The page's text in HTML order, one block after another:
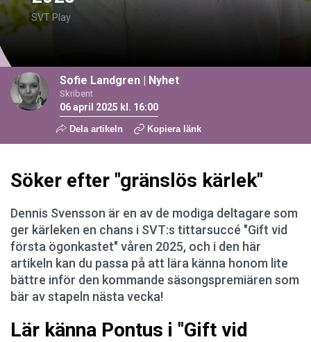
SVT Play
Sofie Landgren | Nyhet
Skribent
06 april 2025 kl. 16:00
Dela artikeln Kopiera länk
Söker efter "gränslös kärlek"
Dennis Svensson är en av de modiga deltagare som
ger kärleken en chans i SVT:s tittarsuccé "Gift vid
första ögonkastet" våren 2025, och i den här
artikeln kan du passa på att lära känna honom lite
bättre inför den kommande säsongspremiären som
bär av stapeln nästa vecka!
Lär känna Pontus i "Gift vid